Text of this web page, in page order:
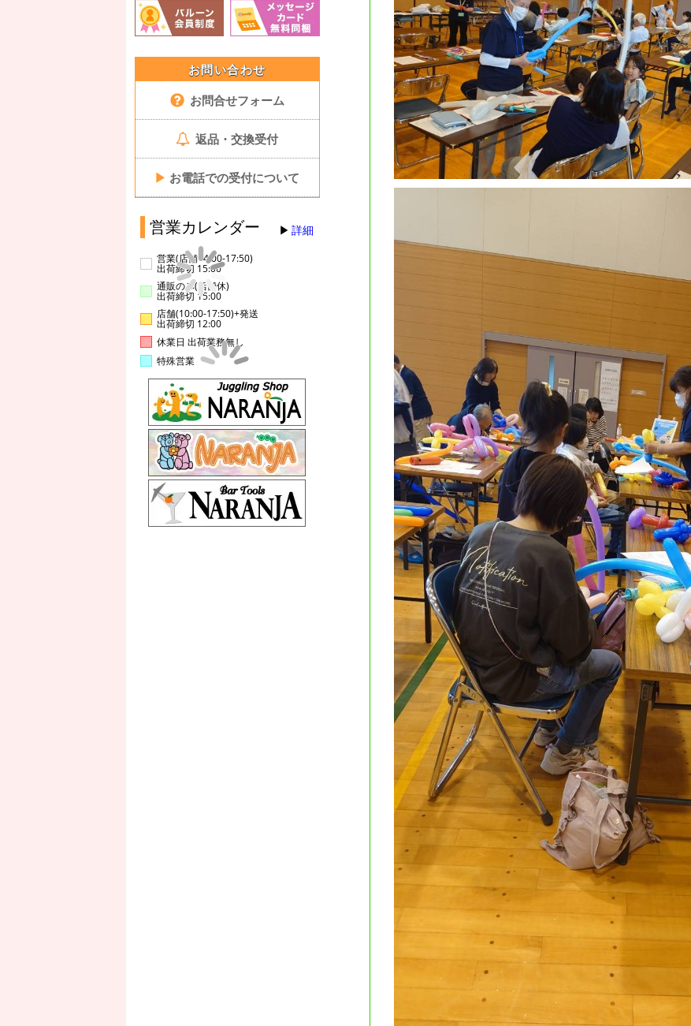
お問い合わせ
お問合せフォーム
返品・交換受付
▶ お電話での受付について
営業カレンダー 詳細
営業(店舗14:00-17:50)
出荷締切 15:00
通販のみ(店舗休)
出荷締切 15:00
店舗(10:00-17:50)+発送
出荷締切 12:00
休業日 出荷業務無し
特殊営業